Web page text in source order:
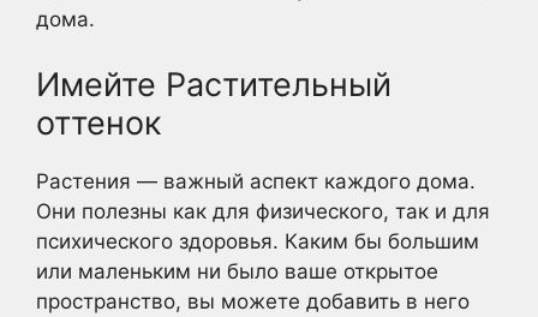
дома.
Имейте Растительный
оттенок
Растения — важный аспект каждого дома.
Они полезны как для физического, так и для
психического здоровья. Каким бы большим
или маленьким ни было ваше открытое
пространство, вы можете добавить в него